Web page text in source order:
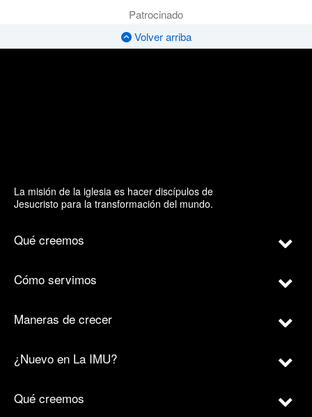
Patrocinado
Volver arriba
La misión de la iglesia es hacer discípulos de
Jesucristo para la transformación del mundo.
Qué creemos
Cómo servimos
Maneras de crecer
¿Nuevo en La IMU?
Qué creemos